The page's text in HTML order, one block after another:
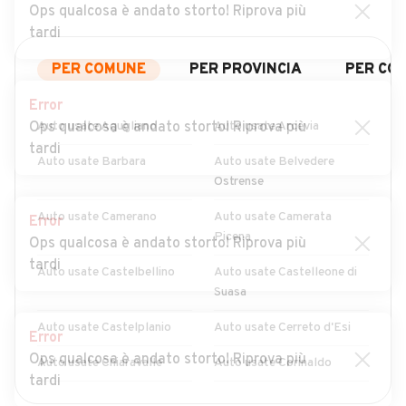
PER COMUNE PER PROVINCIA PER
Auto usate Agugliano Auto usate Arcevia
Auto usate Barbara
Auto usate Belvedere
Ostrense
Auto usate Camerano
Auto usate Camerata
Picena
Auto usate Castelbellino
Auto usate Castelleone di
Suasa
Auto usate Castelplanio Auto usate Cerreto d'Esi
Auto usate Chiaravalle Auto usate Corinaldo
Ops qualcosa è andato storto! Riprova più
tardi
Error
Ops qualcosa è andato storto! Riprova più
tardi
Error
Ops qualcosa è andato storto! Riprova più
tardi
Error
Ops qualcosa è andato storto! Riprova più
tardi